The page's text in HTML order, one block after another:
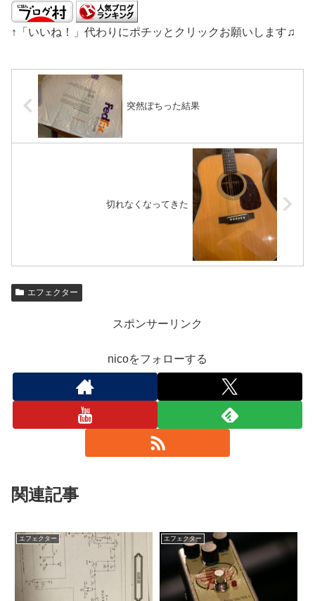
↑「いいね！」代わりにポチッとクリックお願いします♫
突然ぽちった結果
切れなくなってきた
エフェクター
スポンサーリンク
nicoをフォローする
関連記事
エフェクター エフェクター